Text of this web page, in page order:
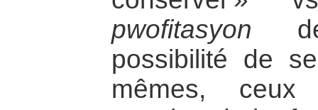
pwofitasyon
possibilité de
mêmes,